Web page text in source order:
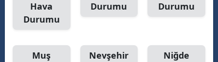
Hava
Durumu
Durumu
Durumu
Muş
Nevşehir
Niğde